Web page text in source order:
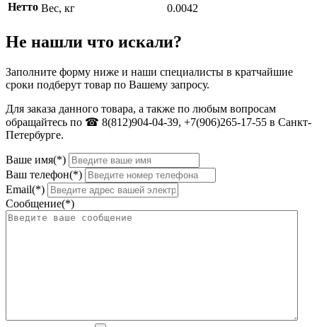
Нетто Вес, кг 0.0042
Не нашли что искали?
Заполните форму ниже и наши специалисты в кратчайшие
сроки подберут товар по Вашему запросу.
Для заказа данного товара, а также по любым вопросам
обращайтесь по ☎ 8(812)904-04-39, +7(906)265-17-55 в Санкт-
Петербурге.
Ваше имя(*)
Ваш телефон(*)
Email(*)
Сообщение(*)